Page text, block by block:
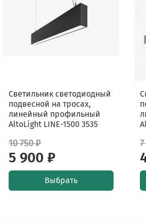
Светильник светодиодный
подвесной на тросах,
линейный профильный
AltoLight LINE-1500 3535
10 750 ₽
5 900 ₽
Выбрать